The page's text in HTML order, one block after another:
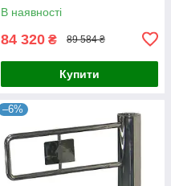
В наявності
84 320 ₴ 89 584 ₴
Купити
–6%